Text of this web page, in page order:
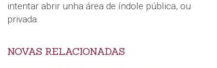
intentar abrir unha área de índole pública, ou
privada.
NOVAS RELACIONADAS